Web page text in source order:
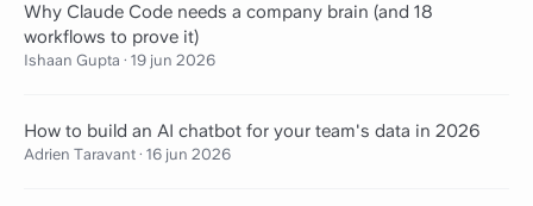
Why Claude Code needs a company brain (and 18
workflows to prove it)
Ishaan Gupta · 19 jun 2026
How to build an AI chatbot for your team's data in 2026
Adrien Taravant · 16 jun 2026